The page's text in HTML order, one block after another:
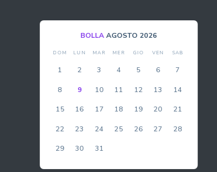
BOLLA AGOSTO 2026
DOM LUN MAR MER GIO VEN SAB